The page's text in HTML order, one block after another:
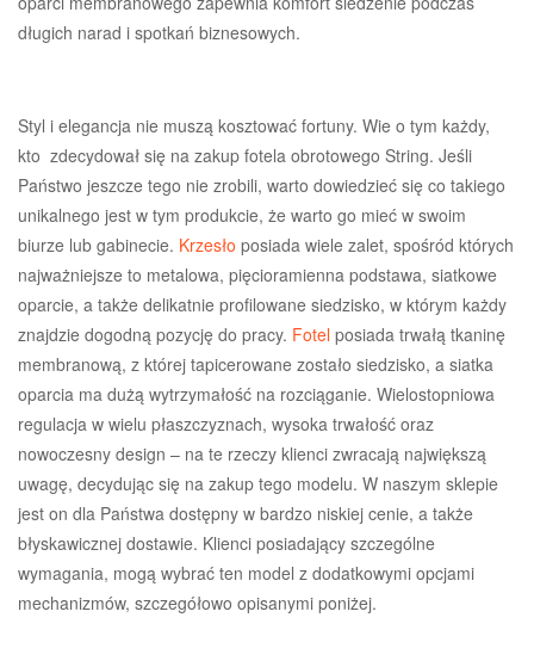
długich narad i spotkań biznesowych.
Styl i elegancja nie muszą kosztować fortuny. Wie o tym każdy,
kto zdecydował się na zakup fotela obrotowego String. Jeśli
Państwo jeszcze tego nie zrobili, warto dowiedzieć się co takiego
unikalnego jest w tym produkcie, że warto go mieć w swoim
biurze lub gabinecie. Krzesło posiada wiele zalet, spośród których
najważniejsze to metalowa, pięcioramienna podstawa, siatkowe
oparcie, a także delikatnie profilowane siedzisko, w którym każdy
znajdzie dogodną pozycję do pracy. Fotel posiada trwałą tkaninę
membranową, z której tapicerowane zostało siedzisko, a siatka
oparcia ma dużą wytrzymałość na rozciąganie. Wielostopniowa
regulacja w wielu płaszczyznach, wysoka trwałość oraz
nowoczesny design – na te rzeczy klienci zwracają największą
uwagę, decydując się na zakup tego modelu. W naszym sklepie
jest on dla Państwa dostępny w bardzo niskiej cenie, a także
błyskawicznej dostawie. Klienci posiadający szczególne
wymagania, mogą wybrać ten model z dodatkowymi opcjami
mechanizmów, szczegółowo opisanymi poniżej.